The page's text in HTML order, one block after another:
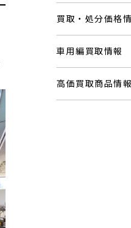
買取・処分価格
車用編買取情報
高価買取商品情